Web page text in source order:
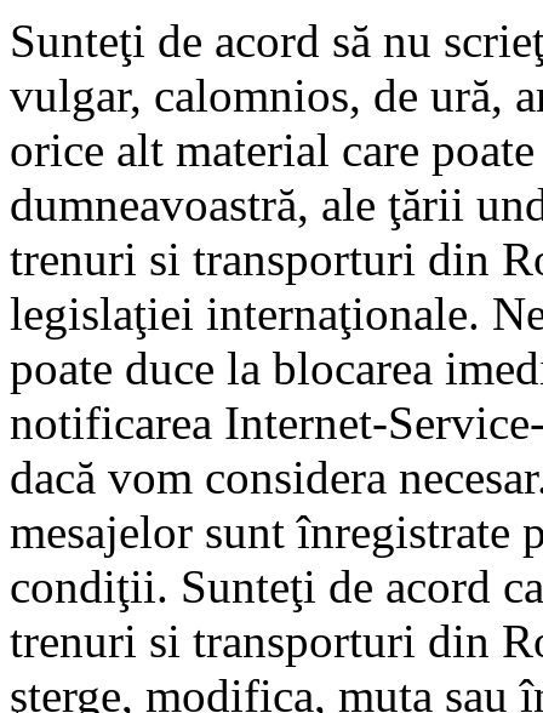
Sunteţi de acord să nu
vulgar, calomnios, de ură,
orice alt material care
dumneavoastră, ale ţării
trenuri si transporturi din
legislaţiei internaţionale.
poate duce la blocarea
notificarea Internet-
dacă vom considera
mesajelor sunt înregistrate
condiţii. Sunteţi de acord
trenuri si transporturi din
şterge, modifica, muta sau